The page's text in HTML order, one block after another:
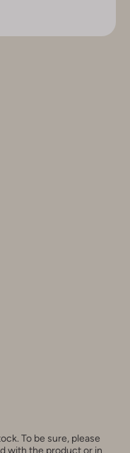
To be sure, please
with the product or in